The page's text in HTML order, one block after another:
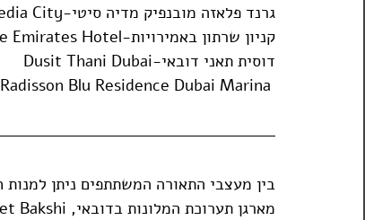
גרנד פלאזה מובנפיק מדיה סיטי-Grand Plaza Movenpick Media City
קניון שרתון באמירויות-Sheraton Mall of the Emirates Hotel
דוסית תאני דובאי-Dusit Thani Dubai
Radisson Blu Residence Dubai Marina
בין מעצבי התאורה המשתתפים ניתן למנות Light Touch, Light Fusion, Neolight, LW Design ועוד.
מארגן תערוכת המלונות בדובאי, Jasmeet Bakshi ,